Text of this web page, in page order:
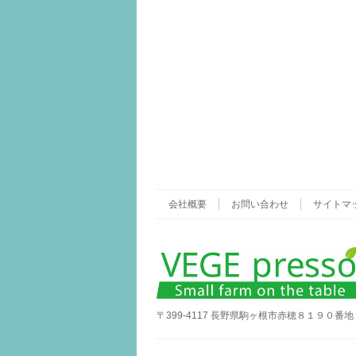
会社概要 お問い合わせ サイトマ
〒399-4117 長野県駒ヶ根市赤穂８１９０番地